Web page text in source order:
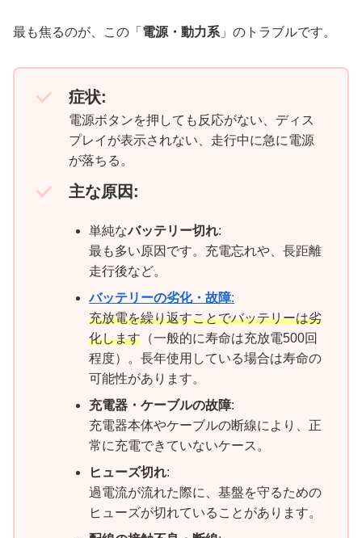
最も焦るのが、この「 電源・動力系 」のトラブルです。
症状:
電源ボタンを押しても反応がない、ディス
プレイが表示されない、走行中に急に電源
が落ちる。
主な原因:
単純なバッテリー切れ:
最も多い原因です。充電忘れや、長距離
走行後など。
バッテリーの劣化・故障:
充放電を繰り返すことでバッテリーは劣
化します （一般的に寿命は充放電500回
程度）。長年使用している場合は寿命の
可能性があります。
充電器・ケーブルの故障:
充電器本体やケーブルの断線により、正
常に充電できていないケース。
ヒューズ切れ:
過電流が流れた際に、基盤を守るための
ヒューズが切れていることがあります。